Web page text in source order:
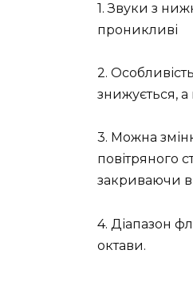
1. Звуки з
проникливі
2.
знижується, а
3. Можна
повітряного
закриваючи
4. Діапазон
октави.